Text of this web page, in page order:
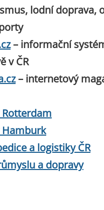
lodní doprava,
– informační
v ČR
– internetový
Rotterdam
Hamburk
a logistiky ČR
a dopravy